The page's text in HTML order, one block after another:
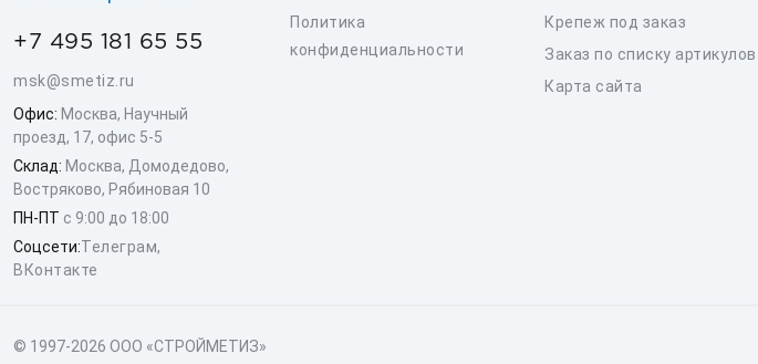
+7 495 181 65 55
msk@smetiz.ru
Офис: Москва, Научный
проезд, 17, офис 5-5
Склад: Москва, Домодедово,
Востряково, Рябиновая 10
ПН-ПТ с 9:00 до 18:00
Соцсети:Телеграм,
ВКонтакте
Политика
конфиденциальности
Крепеж под заказ
Заказ по списку артикулов
Карта сайта
© 1997-2026 ООО «СТРОЙМЕТИЗ»